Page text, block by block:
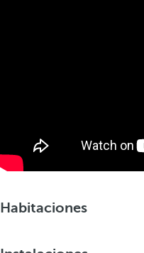
Habitaciones